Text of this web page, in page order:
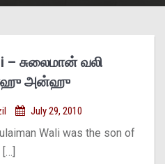
– சுலைமான் வலி
அன்ஹு
July 29, 2010
Wali was the son of
[…]